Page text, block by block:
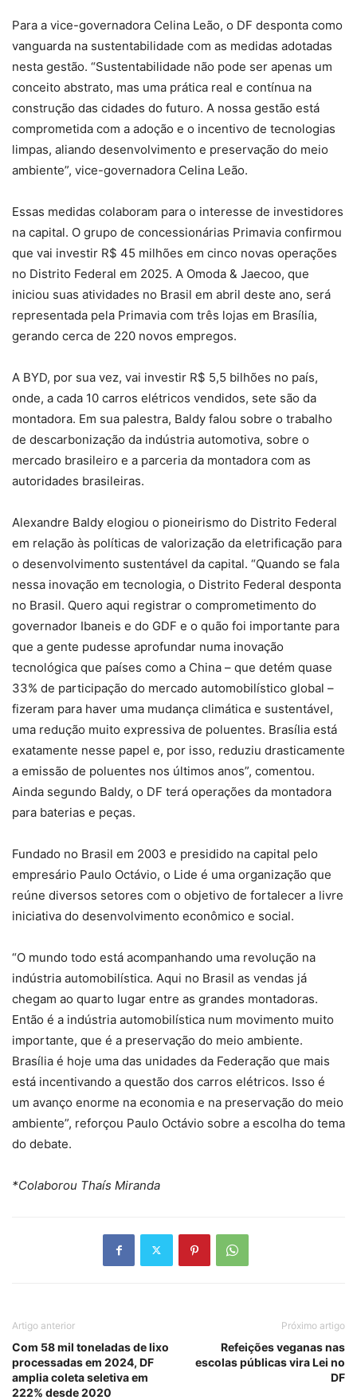
Para a vice-governadora Celina Leão, o DF desponta como
vanguarda na sustentabilidade com as medidas adotadas
nesta gestão. “Sustentabilidade não pode ser apenas um
conceito abstrato, mas uma prática real e contínua na
construção das cidades do futuro. A nossa gestão está
comprometida com a adoção e o incentivo de tecnologias
limpas, aliando desenvolvimento e preservação do meio
ambiente”, vice-governadora Celina Leão.
Essas medidas colaboram para o interesse de investidores
na capital. O grupo de concessionárias Primavia confirmou
que vai investir R$ 45 milhões em cinco novas operações
no Distrito Federal em 2025. A Omoda & Jaecoo, que
iniciou suas atividades no Brasil em abril deste ano, será
representada pela Primavia com três lojas em Brasília,
gerando cerca de 220 novos empregos.
A BYD, por sua vez, vai investir R$ 5,5 bilhões no país,
onde, a cada 10 carros elétricos vendidos, sete são da
montadora. Em sua palestra, Baldy falou sobre o trabalho
de descarbonização da indústria automotiva, sobre o
mercado brasileiro e a parceria da montadora com as
autoridades brasileiras.
Alexandre Baldy elogiou o pioneirismo do Distrito Federal
em relação às políticas de valorização da eletrificação para
o desenvolvimento sustentável da capital. “Quando se fala
nessa inovação em tecnologia, o Distrito Federal desponta
no Brasil. Quero aqui registrar o comprometimento do
governador Ibaneis e do GDF e o quão foi importante para
que a gente pudesse aprofundar numa inovação
tecnológica que países como a China – que detém quase
33% de participação do mercado automobilístico global –
fizeram para haver uma mudança climática e sustentável,
uma redução muito expressiva de poluentes. Brasília está
exatamente nesse papel e, por isso, reduziu drasticamente
a emissão de poluentes nos últimos anos”, comentou.
Ainda segundo Baldy, o DF terá operações da montadora
para baterias e peças.
Fundado no Brasil em 2003 e presidido na capital pelo
empresário Paulo Octávio, o Lide é uma organização que
reúne diversos setores com o objetivo de fortalecer a livre
iniciativa do desenvolvimento econômico e social.
“O mundo todo está acompanhando uma revolução na
indústria automobilística. Aqui no Brasil as vendas já
chegam ao quarto lugar entre as grandes montadoras.
Então é a indústria automobilística num movimento muito
importante, que é a preservação do meio ambiente.
Brasília é hoje uma das unidades da Federação que mais
está incentivando a questão dos carros elétricos. Isso é
um avanço enorme na economia e na preservação do meio
ambiente”, reforçou Paulo Octávio sobre a escolha do tema
do debate.
*Colaborou Thaís Miranda
Artigo anterior
Com 58 mil toneladas de lixo
processadas em 2024, DF
amplia coleta seletiva em
222% desde 2020
Próximo artigo
Refeições veganas nas
escolas públicas vira Lei no
DF